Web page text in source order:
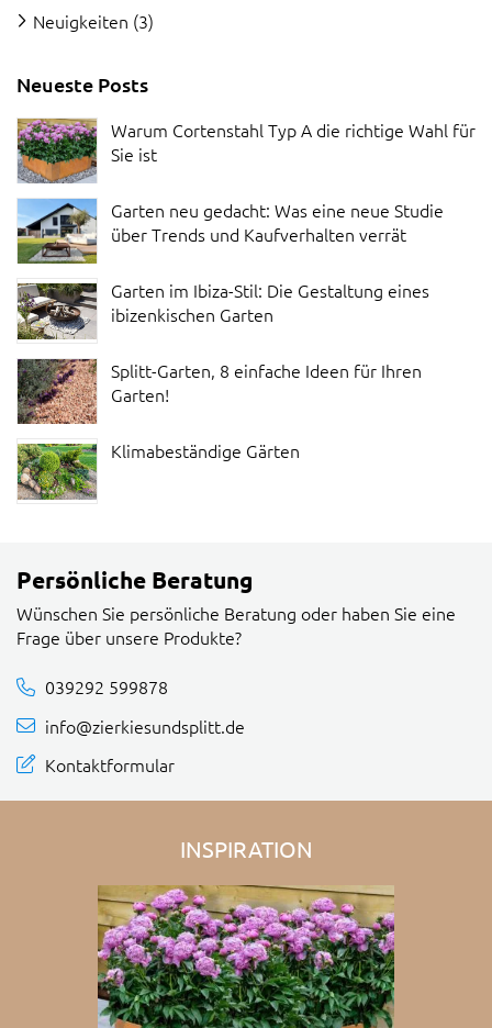
Neuigkeiten (3)
Neueste Posts
Warum Cortenstahl Typ A die richtige Wahl für
Sie ist
Garten neu gedacht: Was eine neue Studie
über Trends und Kaufverhalten verrät
Garten im Ibiza-Stil: Die Gestaltung eines
ibizenkischen Garten
Splitt-Garten, 8 einfache Ideen für Ihren
Garten!
Klimabeständige Gärten
Persönliche Beratung
Wünschen Sie persönliche Beratung oder haben Sie eine
Frage über unsere Produkte?
039292 599878
info@zierkiesundsplitt.de
Kontaktformular
INSPIRATION